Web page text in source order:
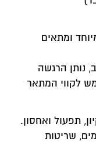
ומתאים
נותן הרגשה
לקווי המתאר
תפעול ואחסון.
שריטות